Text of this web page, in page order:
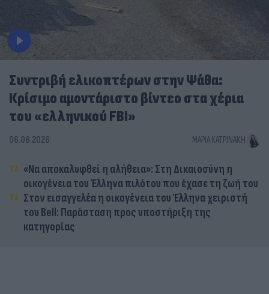
Συντριβή ελικοπτέρων στην Ψάθα:
Κρίσιμο αμοντάριστο βίντεο στα χέρια
του «ελληνικού FBI»
06.08.2026 ΜΑΡΊΑ ΚΑΤΡΙΝΆΚΗ
«Να αποκαλυφθεί η αλήθεια»: Στη Δικαιοσύνη η
οικογένεια του Έλληνα πιλότου που έχασε τη ζωή του
Στον εισαγγελέα η οικογένεια του Έλληνα χειριστή
του Bell: Παράσταση προς υποστήριξη της
κατηγορίας